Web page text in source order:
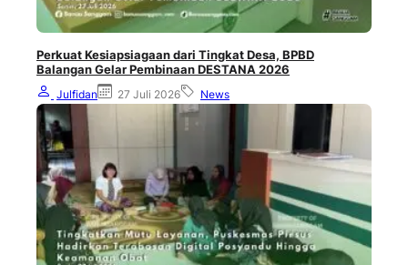
Perkuat Kesiapsiagaan dari Tingkat Desa, BPBD
Balangan Gelar Pembinaan DESTANA 2026
Julfidan 27 Juli 2026 News